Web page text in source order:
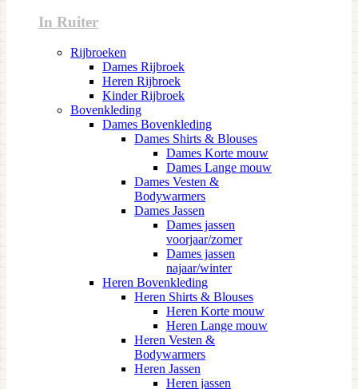
In Ruiter
Rijbroeken
Dames Rijbroek
Heren Rijbroek
Kinder Rijbroek
Bovenkleding
Dames Bovenkleding
Dames Shirts & Blouses
Dames Korte mouw
Dames Lange mouw
Dames Vesten &
Bodywarmers
Dames Jassen
Dames jassen
voorjaar/zomer
Dames jassen
najaar/winter
Heren Bovenkleding
Heren Shirts & Blouses
Heren Korte mouw
Heren Lange mouw
Heren Vesten &
Bodywarmers
Heren Jassen
Heren jassen